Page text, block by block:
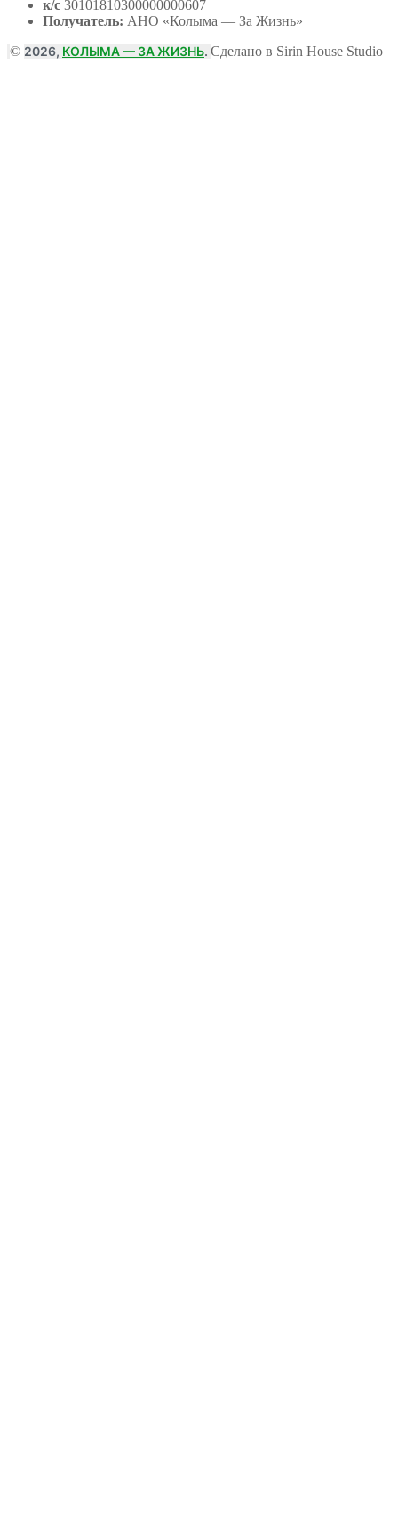
к/с 30101810300000000607
Получатель: АНО «Колыма — За Жизнь»
© 2026, КОЛЫМА — ЗА ЖИЗНЬ. Сделано в Sirin House Studio